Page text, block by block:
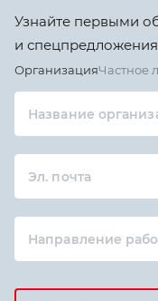
Узнайте первыми
и
ОрганизацияЧастное
Название
Эл. почта
Направление